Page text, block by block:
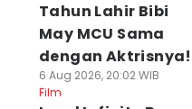
Tahun Lahir Bibi
May MCU Sama
dengan Aktrisnya!
6 Aug 2026, 20:02 WIB
Film